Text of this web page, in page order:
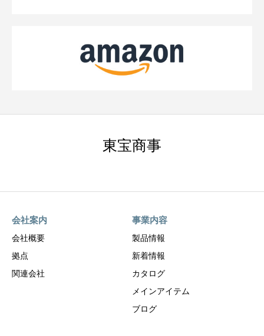
東宝商事
会社案内
会社概要
拠点
関連会社
事業内容
製品情報
新着情報
カタログ
メインアイテム
ブログ